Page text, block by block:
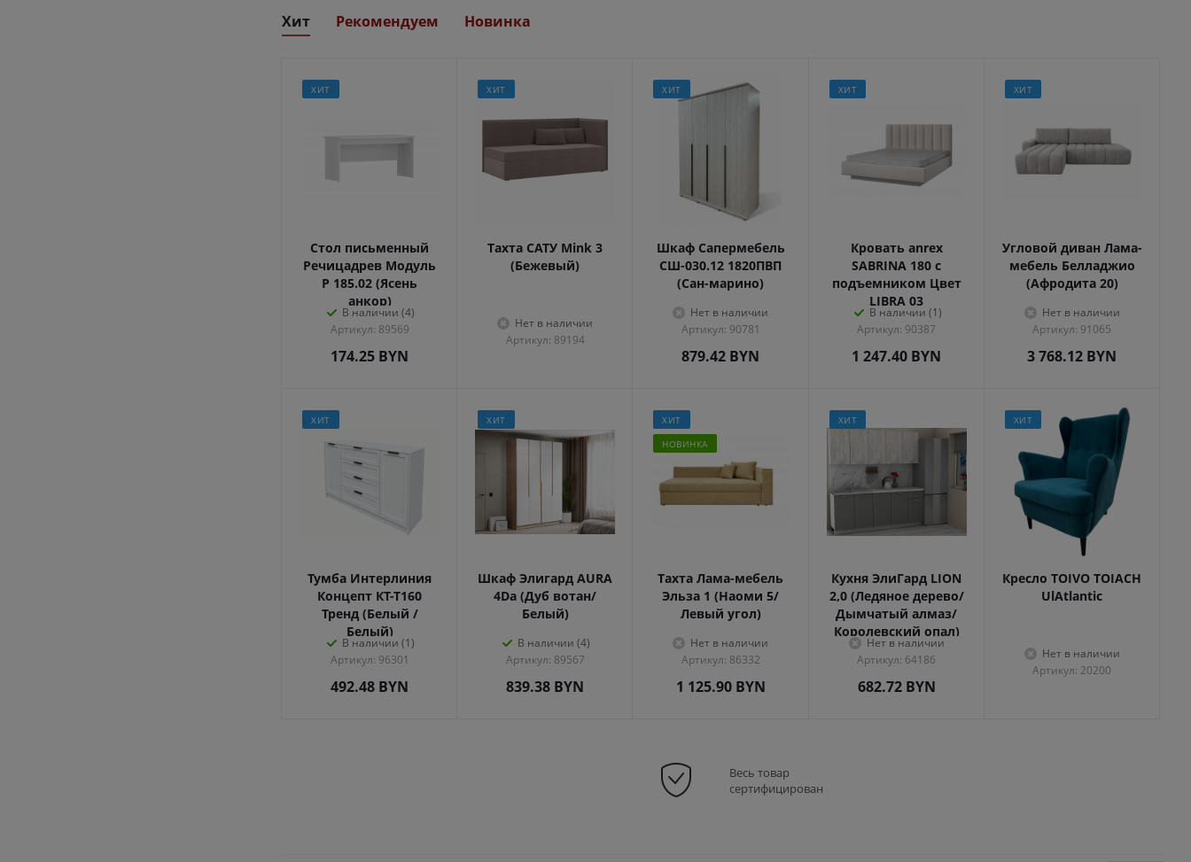
Хит Рекомендуем Новинка
ХИТ
Стол письменный
Речицадрев Модуль
Р 185.02 (Ясень
анкор)
В наличии (4)
Артикул: 89569
174.25 BYN
ХИТ
Тахта САТУ Mink 3
(Бежевый)
Нет в наличии
Артикул: 89194
ХИТ
Шкаф Сапермебель
СШ-030.12 1820ПВП
(Сан-марино)
Нет в наличии
Артикул: 90781
879.42 BYN
ХИТ
Кровать anrex
SABRINA 180 с
подъемником Цвет
LIBRA 03
В наличии (1)
Артикул: 90387
1 247.40 BYN
ХИТ
Угловой диван Лама-
мебель Белладжио
(Афродита 20)
Нет в наличии
Артикул: 91065
3 768.12 BYN
ХИТ
Тумба Интерлиния
Концепт КТ-Т160
Тренд (Белый /
Белый)
В наличии (1)
Артикул: 96301
492.48 BYN
ХИТ
Шкаф Элигард AURA
4Dа (Дуб вотан/
Белый)
В наличии (4)
Артикул: 89567
839.38 BYN
ХИТ
НОВИНКА
Тахта Лама-мебель
Эльза 1 (Наоми 5/
Левый угол)
Нет в наличии
Артикул: 86332
1 125.90BYN
ХИТ
Кухня ЭлиГард LION
2,0 (Ледяное дерево/
Дымчатый алмаз/
Королевский опал)
Нет в наличии
Артикул: 64186
682.72BYN
ХИТ
Кресло TOIVO TOIACH
UlAtlantic
Нет в наличии
Артикул: 20200
Весь товар
сертифицирован